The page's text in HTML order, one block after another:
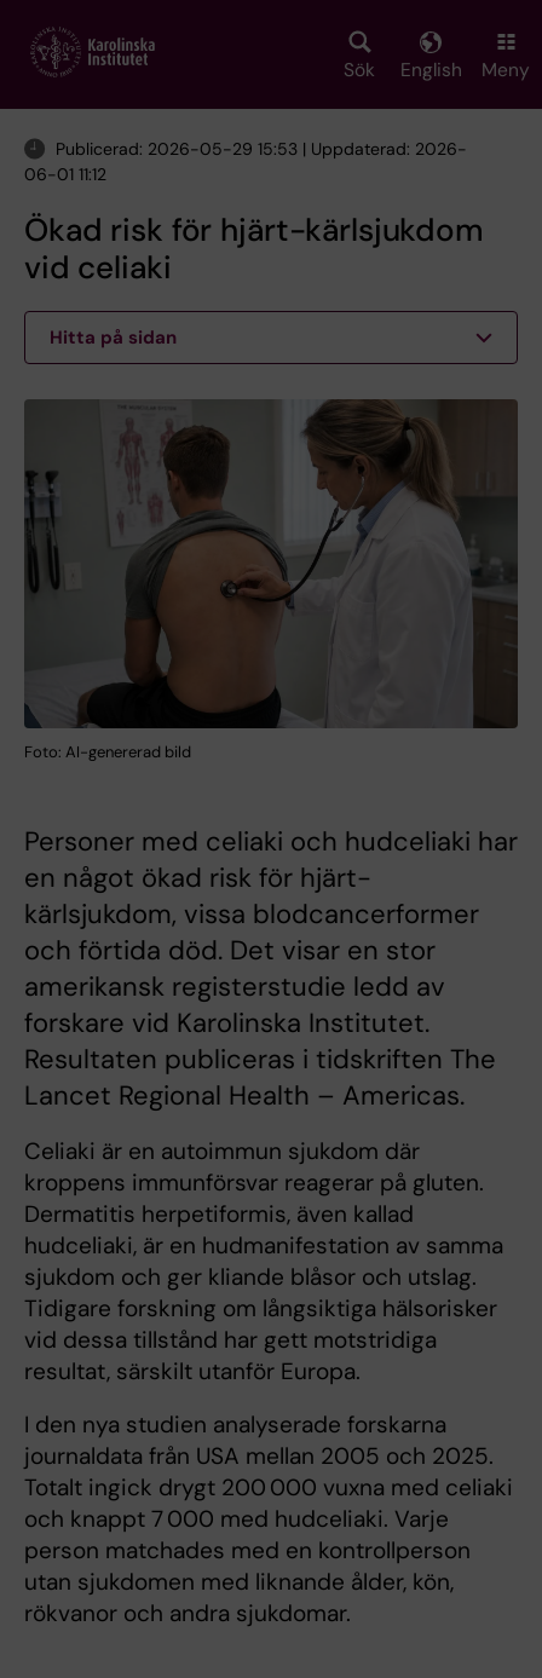
main
Sök English Meny
Publicerad: 2026-05-29 15:53 | Uppdaterad: 2026-
06-01 11:12
Ökad risk för hjärt-kärlsjukdom
vid celiaki
Hitta på sidan
Foto: AI-genererad bild
Personer med celiaki och hudceliaki har
en något ökad risk för hjärt-
kärlsjukdom, vissa blodcancerformer
och förtida död. Det visar en stor
amerikansk registerstudie ledd av
forskare vid Karolinska Institutet.
Resultaten publiceras i tidskriften The
Lancet Regional Health – Americas.
Celiaki är en autoimmun sjukdom där
kroppens immunförsvar reagerar på gluten.
Dermatitis herpetiformis, även kallad
hudceliaki, är en hudmanifestation av samma
sjukdom och ger kliande blåsor och utslag.
Tidigare forskning om långsiktiga hälsorisker
vid dessa tillstånd har gett motstridiga
resultat, särskilt utanför Europa.
I den nya studien analyserade forskarna
journaldata från USA mellan 2005 och 2025.
Totalt ingick drygt 200 000 vuxna med celiaki
och knappt 7 000 med hudceliaki. Varje
person matchades med en kontrollperson
utan sjukdomen med liknande ålder, kön,
rökvanor och andra sjukdomar.